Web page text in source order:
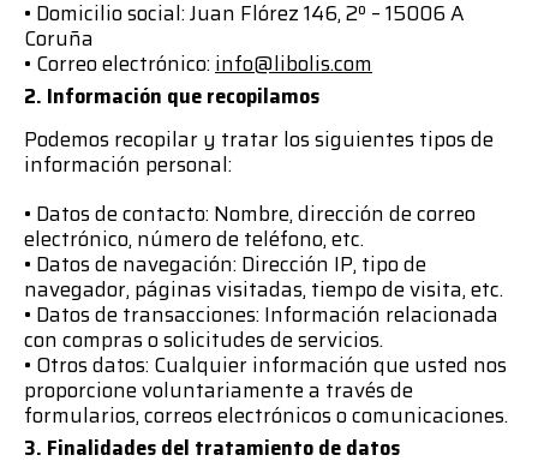
• Domicilio social: Juan Flórez 146, 2º – 15006 A
Coruña
• Correo electrónico:info@libolis.com
2. Información que recopilamos
Podemos recopilar y tratar los siguientes tipos de
información personal:
• Datos de contacto: Nombre, dirección de correo
electrónico, número de teléfono, etc.
• Datos de navegación: Dirección IP, tipo de
navegador, páginas visitadas, tiempo de visita, etc.
• Datos de transacciones: Información relacionada
con compras o solicitudes de servicios.
• Otros datos: Cualquier información que usted nos
proporcione voluntariamente a través de
formularios, correos electrónicos o comunicaciones.
3. Finalidades del tratamiento de datos